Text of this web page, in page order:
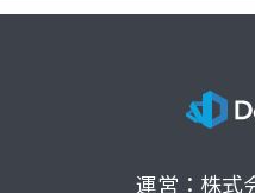
運営：株式